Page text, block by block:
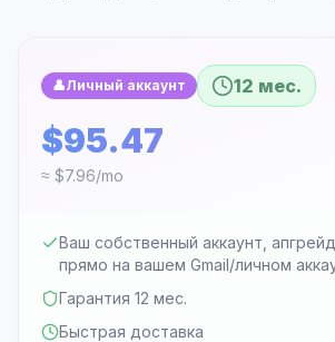
👤Личный аккаунт 12 мес.
$95.47
≈ $7.96/mo
Ваш собственный аккаунт,
прямо на вашем Gmail/личном
Гарантия 12 мес.
Быстрая доставка